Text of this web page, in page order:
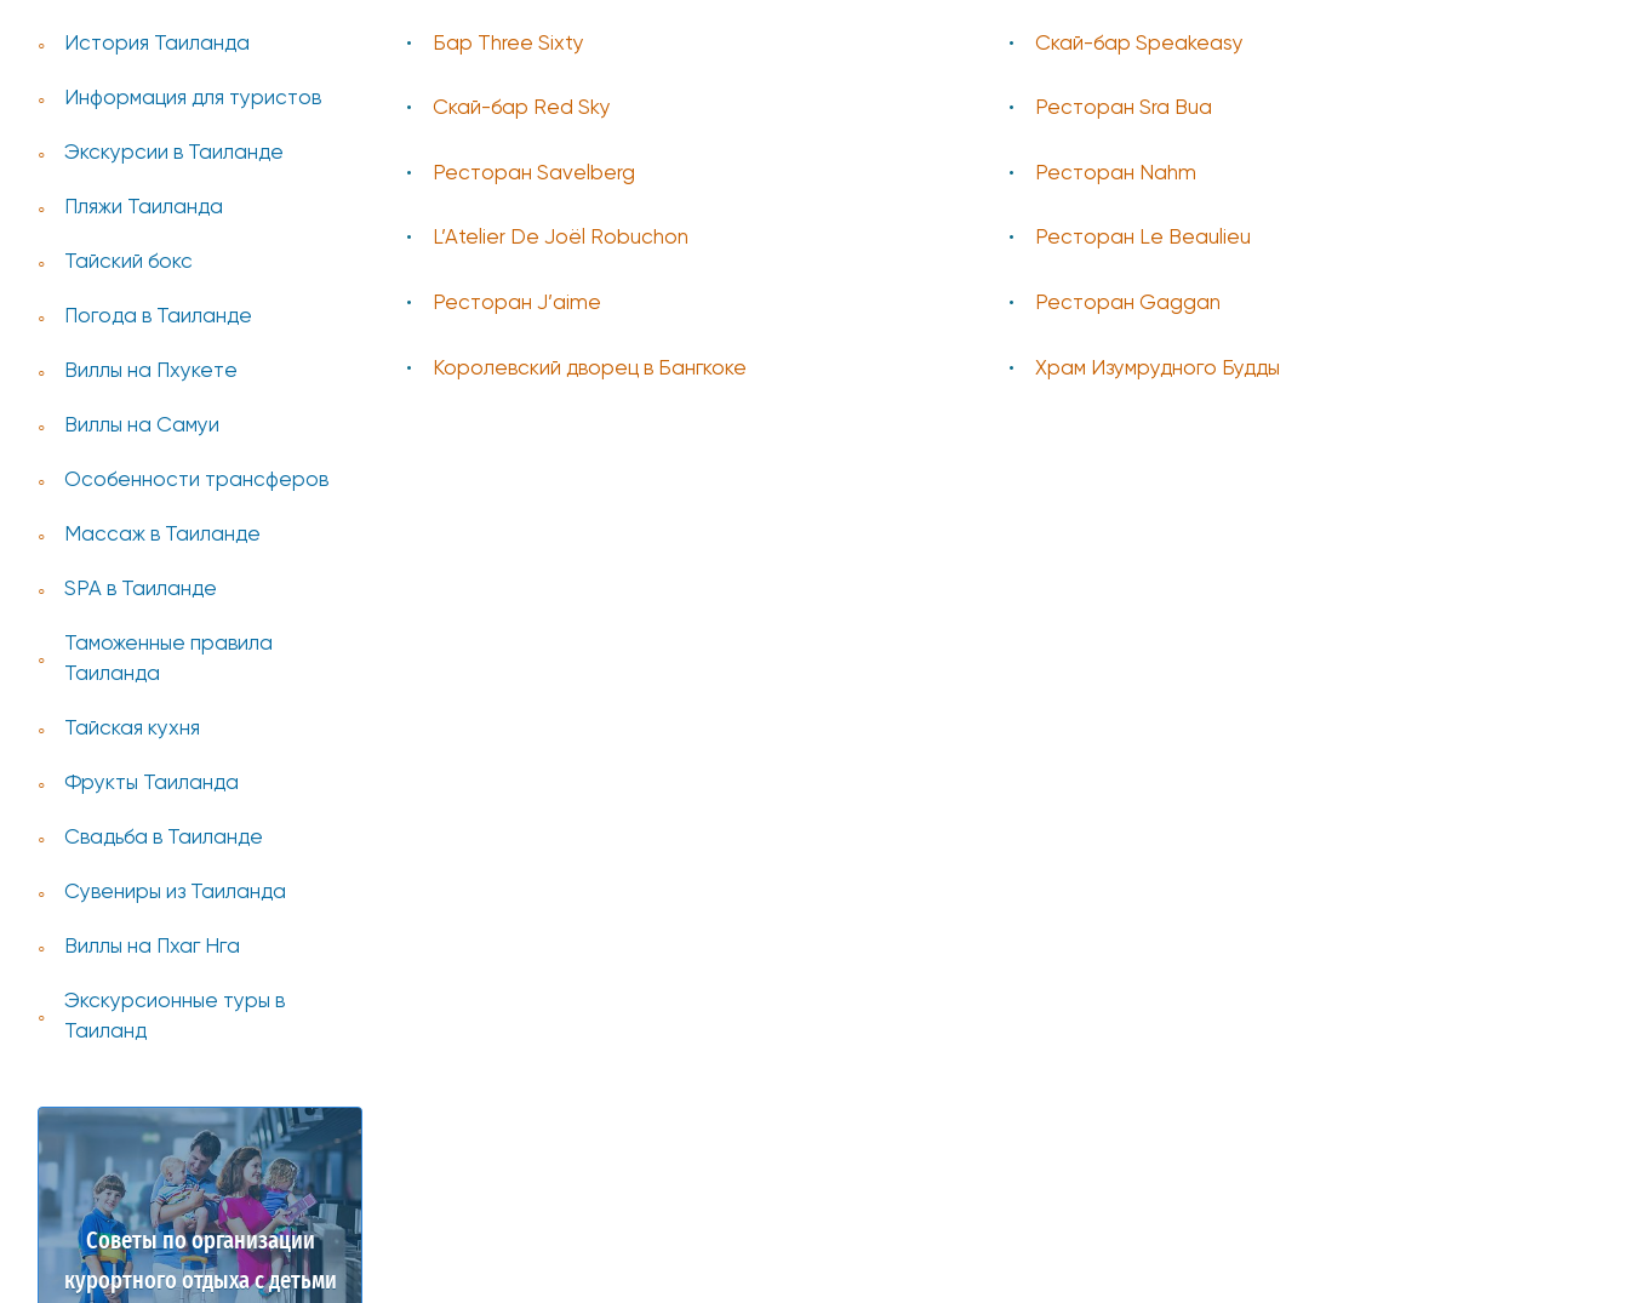
История Таиланда
Информация для туристов
Экскурсии в Таиланде
Пляжи Таиланда
Тайский бокс
Погода в Таиланде
Виллы на Пхукете
Виллы на Самуи
Особенности трансферов
Массаж в Таиланде
SPA в Таиланде
Таможенные правила
Таиланда
Тайская кухня
Фрукты Таиланда
Свадьба в Таиланде
Сувениры из Таиланда
Виллы на Пхаг Нга
Экскурсионные туры в
Таиланд
Советы по организации
курортного отдыха с детьми
Бар Three Sixty Скай-бар Speakeasy
Скай-бар Red Sky Ресторан Sra Bua
Ресторан Savelberg Ресторан Nahm
L’Atelier De Joёl Robuchon Ресторан Le Beaulieu
Ресторан J’аime Ресторан Gaggan
Королевский дворец в Бангкоке Храм Изумрудного Будды